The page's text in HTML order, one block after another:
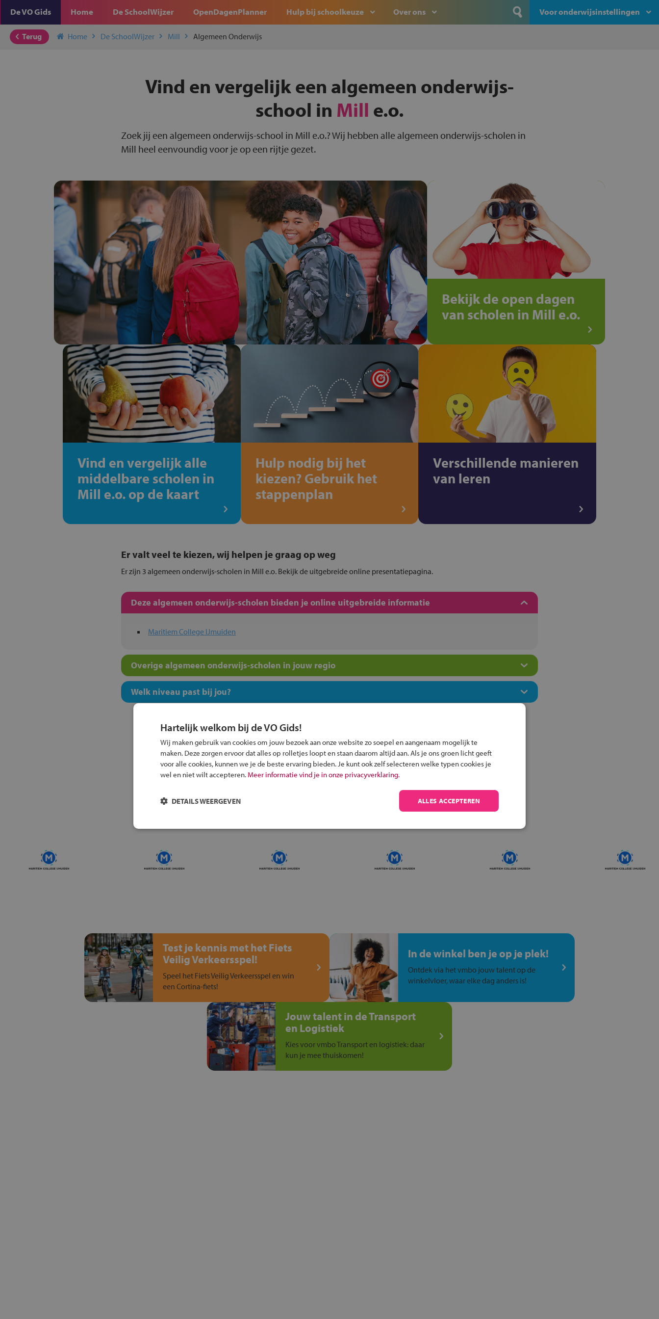
De VO Gids Home De SchoolWijzer OpenDagenPlanner Hulp bij schoolkeuze Over ons Voor onderwijsinstellingen
Terug Home De SchoolWijzer Mill Algemeen Onderwijs
Vind en vergelijk een algemeen onderwijs-
school in Mill e.o.
Zoek jij een algemeen onderwijs-school in Mill e.o.? Wij hebben alle algemeen onderwijs-scholen in
Mill heel eenvoundig voor je op een rijtje gezet.
Bekijk de open dagen
van scholen in Mill e.o.
Vind en vergelijk alle
middelbare scholen in
Mill e.o. op de kaart
Hulp nodig bij het
kiezen? Gebruik het
stappenplan
Verschillende manieren
van leren
Er valt veel te kiezen, wij helpen je graag op weg
Er zijn 3 algemeen onderwijs-scholen in Mill e.o. Bekijk de uitgebreide online presentatiepagina.
Deze algemeen onderwijs-scholen bieden je online uitgebreide informatie
Maritiem College IJmuiden
Overige algemeen onderwijs-scholen in jouw regio
Welk niveau past bij jou?
Inschrijven?
Alle informatie om je kind aan te melden bij
Test je kennis met het Fiets
Veilig Verkeersspel!
Speel het Fiets Veilig Verkeersspel en win
een Cortina-fiets!
In de winkel ben je op je plek!
Ontdek via het vmbo jouw talent op de
winkelvloer, waar elke dag anders is!
Jouw talent in de Transport
en Logistiek
Kies voor vmbo Transport en logistiek: daar
kun je mee thuiskomen!
Hartelijk welkom bij de VO Gids!
Wij maken gebruik van cookies om jouw bezoek aan onze website zo soepel en aangenaam mogelijk te
maken. Deze zorgen ervoor dat alles op rolletjes loopt en staan daarom altijd aan. Als je ons groen licht geeft
voor alle cookies, kunnen we je de beste ervaring bieden. Je kunt ook zelf selecteren welke typen cookies je
wel en niet wilt accepteren. Meer informatie vind je in onze privacyverklaring.
ALLES ACCEPTEREN
DETAILS WEERGEVEN